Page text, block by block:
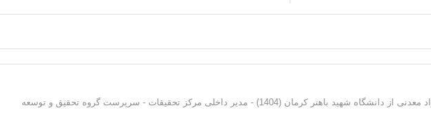
دکترای فرآوری مواد معدنی از دانشگاه شهید باهنر کرمان (1404) - مدیر داخلی مرکز تحقیقات - سرپرست گروه تحقیق و توسعه